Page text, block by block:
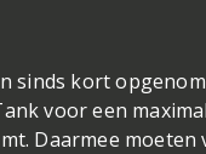
sinds kort
voor een
Daarmee